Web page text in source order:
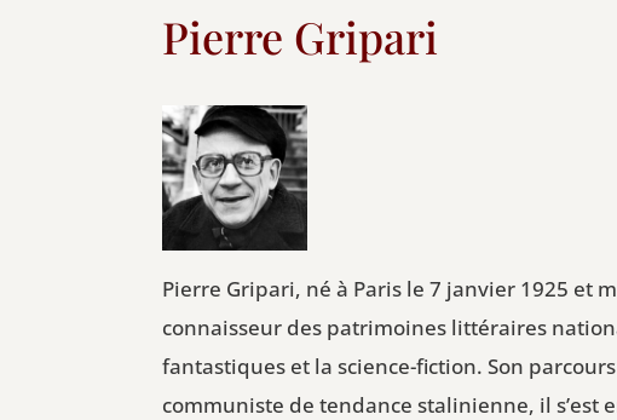
Pierre Gripari
Pierre Gripari, né à Paris le 7 janvier 1925 et
connaisseur des patrimoines littéraires
fantastiques et la science-fiction. Son
communiste de tendance stalinienne, il